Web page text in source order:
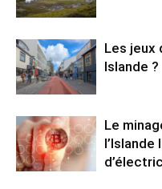
Les jeux
Islande ?
Le